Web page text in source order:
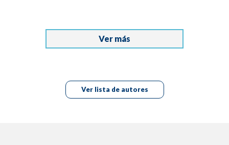
Ver más
Ver lista de autores